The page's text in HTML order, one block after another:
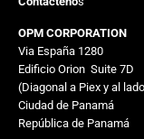
OPM CORPORATION
Via España 1280
Edificio Orion Suite 7D
(Diagonal a Piex y al
Ciudad de Panamá
República de Panamá